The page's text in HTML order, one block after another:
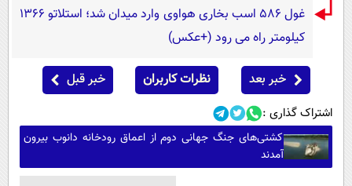
غول 586 اسب بخاری هواوی وارد میدان شد؛ استلاتو 1366
کیلومتر راه می رود (+عکس)
خبر بعد نظرات کاربران خبر قبل
اشتراک گذاری :
کشتی‌های جنگ جهانی دوم از اعماق رودخانه دانوب بیرون
آمدند